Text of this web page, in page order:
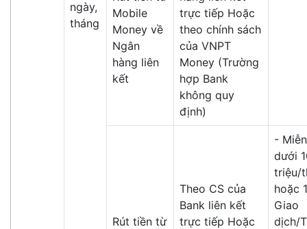
ngày,
tháng
Mobile
Money về
Ngân
hàng liên
kết
trực tiếp Hoặc
theo chính sách
của VNPT
Money (Trường
hợp Bank
không quy
định)
Rút tiền từ
Theo CS của
Bank liên kết
trực tiếp Hoặc
-
dưới
triệu/
hoặc
Giao
dịch/